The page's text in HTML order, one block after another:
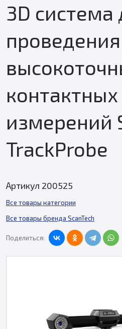
3D система
проведения
контактных
измерений
TrackProbe
Артикул 200525
Все товары категории
Все товары бренда ScanTech
Поделиться: